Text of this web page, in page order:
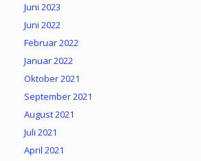
Juni 2023
Juni 2022
Februar 2022
Januar 2022
Oktober 2021
September 2021
August 2021
Juli 2021
April 2021